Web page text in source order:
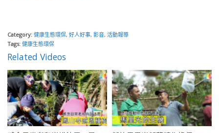
Category: 健康生態環保, 好人好事, 影音, 活動報導
Tags: 健康生態環保
Related Videos